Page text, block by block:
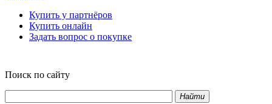
Купить у партнёров
Купить онлайн
Задать вопрос о покупке
Поиск по сайту
Найти